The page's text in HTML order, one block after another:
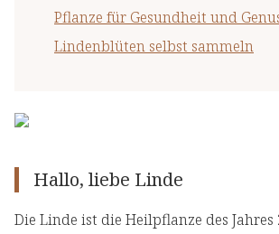
Pflanze für Gesundheit und
Lindenblüten selbst sammeln
Hallo, liebe Linde
Die Linde ist die Heilpflanze des Jahres